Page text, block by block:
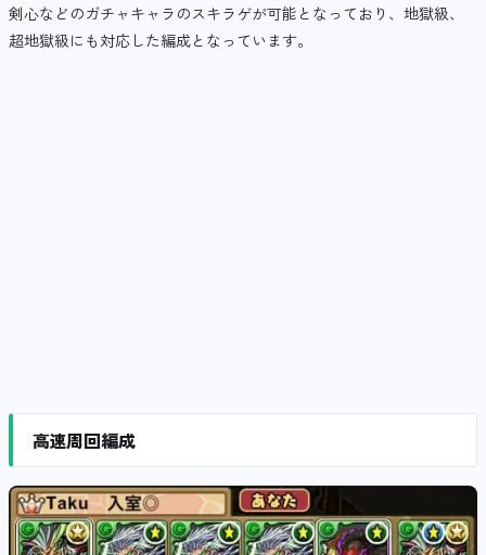
剣心などのガチャキャラのスキラゲが可能となっており、地獄級、
超地獄級にも対応した編成となっています。
高速周回編成